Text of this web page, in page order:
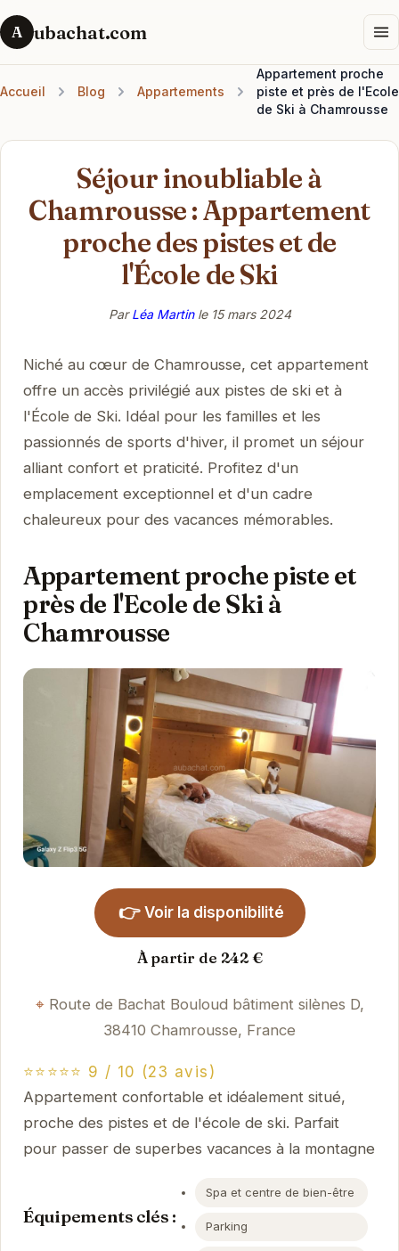
A ubachat.com
Accueil Blog Appartements
Appartement proche
piste et près de l'Ecole
de Ski à Chamrousse
Séjour inoubliable à
Chamrousse : Appartement
proche des pistes et de
l'École de Ski
ParLéa Martinle 15 mars 2024
Niché au cœur de Chamrousse, cet appartement
offre un accès privilégié aux pistes de ski et à
l'École de Ski. Idéal pour les familles et les
passionnés de sports d'hiver, il promet un séjour
alliant confort et praticité. Profitez d'un
emplacement exceptionnel et d'un cadre
chaleureux pour des vacances mémorables.
Appartement proche piste et
près de l'Ecole de Ski à
Chamrousse
👉 Voir la disponibilité
À partir de 242 €
Route de Bachat Bouloud bâtiment silènes D,
38410 Chamrousse, France
⭐⭐⭐⭐⭐ 9 / 10 (23 avis)
Appartement confortable et idéalement situé,
proche des pistes et de l'école de ski. Parfait
pour passer de superbes vacances à la montagne
Équipements clés :
Spa et centre de bien-être
Parking